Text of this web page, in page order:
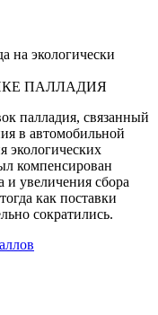
на экологически
ПАЛЛАДИЯ
палладия, связанный
в автомобильной
экологических
компенсирован
и увеличения сбора
как поставки
сократились.